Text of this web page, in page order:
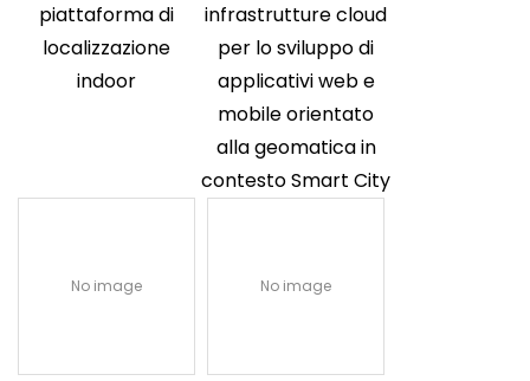
piattaforma di
localizzazione
indoor
infrastrutture cloud
per lo sviluppo di
applicativi web e
mobile orientato
alla geomatica in
contesto Smart City
No image No image